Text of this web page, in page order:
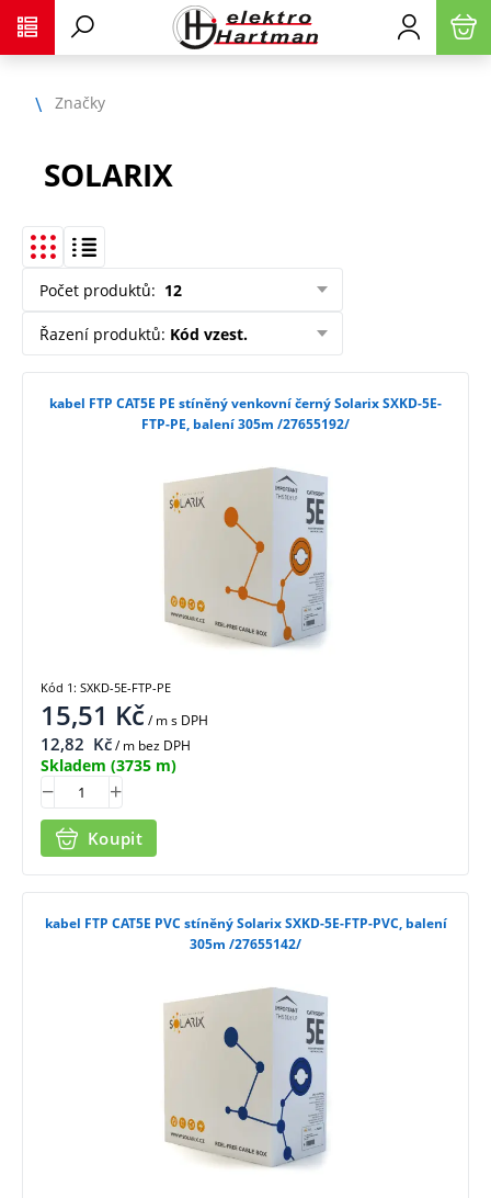
Značky
SOLARIX
Počet produktů: 12
Řazení produktů: Kód vzest.
kabel FTP CAT5E PE stíněný venkovní černý Solarix SXKD-5E-
FTP-PE, balení 305m /27655192/
15,51 Kč/ ms DPH
12,82 Kč/ m bez DPH
Skladem (3735 m)
Koupit
Kód 1: SXKD-5E-FTP-PE
kabel FTP CAT5E PVC stíněný Solarix SXKD-5E-FTP-PVC, balení
305m /27655142/